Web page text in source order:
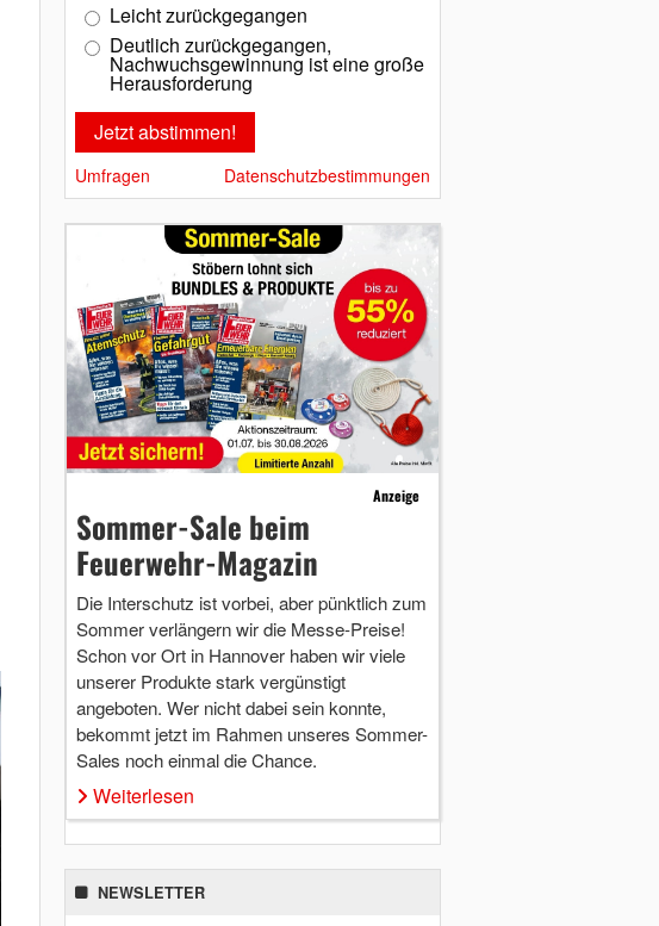
Leicht zurückgegangen
Deutlich zurückgegangen,
Nachwuchsgewinnung ist eine große
Herausforderung
Umfragen Datenschutzbestimmungen
Anzeige
Sommer-Sale beim
Feuerwehr-Magazin
Die Interschutz ist vorbei, aber pünktlich zum
Sommer verlängern wir die Messe-Preise!
Schon vor Ort in Hannover haben wir viele
unserer Produkte stark vergünstigt
angeboten. Wer nicht dabei sein konnte,
bekommt jetzt im Rahmen unseres Sommer-
Sales noch einmal die Chance.
Weiterlesen
NEWSLETTER